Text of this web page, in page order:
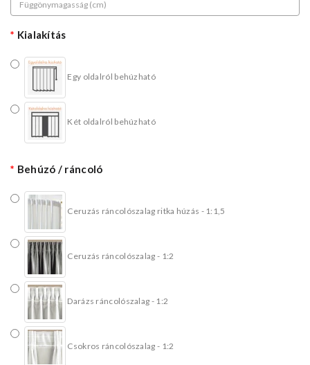
Kialakítás
Egy oldalról behúzható
Két oldalról behúzható
Behúzó / ráncoló
Ceruzás ráncolószalag ritka húzás - 1:1,5
Ceruzás ráncolószalag - 1:2
Darázs ráncolószalag - 1:2
Csokros ráncolószalag - 1:2